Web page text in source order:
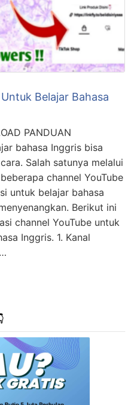
Belajar Bahasa
PANDUAN
bahasa Inggris bisa
Salah satunya melalui
channel YouTube
untuk belajar bahasa
Berikut ini
channel YouTube untuk
Inggris. 1. Kanal